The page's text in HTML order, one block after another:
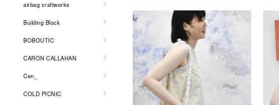
airbag craftworks
Building Block
BOBOUTIC
CARON CALLAHAN
Cen_
COLD PICNIC